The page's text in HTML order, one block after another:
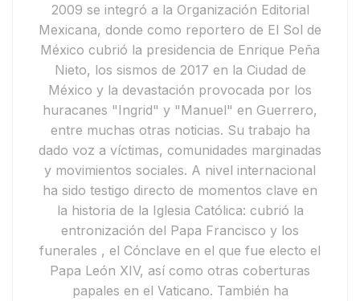
2009 se integró a la Organización Editorial
Mexicana, donde como reportero de El Sol de
México cubrió la presidencia de Enrique Peña
Nieto, los sismos de 2017 en la Ciudad de
México y la devastación provocada por los
huracanes "Ingrid" y "Manuel" en Guerrero,
entre muchas otras noticias. Su trabajo ha
dado voz a víctimas, comunidades marginadas
y movimientos sociales. A nivel internacional
ha sido testigo directo de momentos clave en
la historia de la Iglesia Católica: cubrió la
entronización del Papa Francisco y los
funerales , el Cónclave en el que fue electo el
Papa León XIV, así como otras coberturas
papales en el Vaticano. También ha